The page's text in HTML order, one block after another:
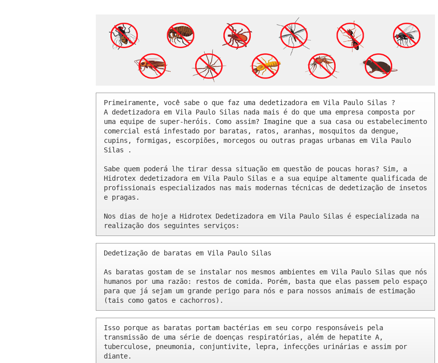
Primeiramente, você sabe o que faz uma dedetizadora em Vila Paulo Silas ?
A dedetizadora em Vila Paulo Silas nada mais é do que uma empresa composta por
uma equipe de super-heróis. Como assim? Imagine que a sua casa ou estabelecimento
comercial está infestado por baratas, ratos, aranhas, mosquitos da dengue,
cupins, formigas, escorpiões, morcegos ou outras pragas urbanas em Vila Paulo
Silas .
Sabe quem poderá lhe tirar dessa situação em questão de poucas horas? Sim, a
Hidrotex dedetizadora em Vila Paulo Silas e a sua equipe altamente qualificada de
profissionais especializados nas mais modernas técnicas de dedetização de insetos
e pragas.
Nos dias de hoje a Hidrotex Dedetizadora em Vila Paulo Silas é especializada na
realização dos seguintes serviços:
Dedetização de baratas em Vila Paulo Silas
As baratas gostam de se instalar nos mesmos ambientes em Vila Paulo Silas que nós
humanos por uma razão: restos de comida. Porém, basta que elas passem pelo espaço
para que já sejam um grande perigo para nós e para nossos animais de estimação
(tais como gatos e cachorros).
Isso porque as baratas portam bactérias em seu corpo responsáveis pela
transmissão de uma série de doenças respiratórias, além de hepatite A,
tuberculose, pneumonia, conjuntivite, lepra, infecções urinárias e assim por
diante.